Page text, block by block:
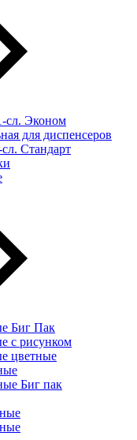
сл. Эконом
для диспенсеров
Стандарт
Биг Пак
с рисунком
цветные
Биг пак